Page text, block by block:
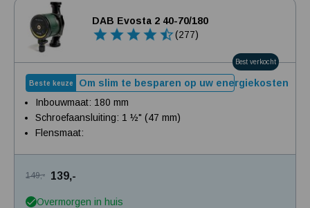
DAB Evosta 2 40-70/180
(277)
Beste keuze Om slim te besparen op uw energiekosten
Best verkocht
Inbouwmaat: 180 mm
Schroefaansluiting: 1 ½" (47 mm)
Flensmaat:
149,- 139,-
Overmorgen in huis